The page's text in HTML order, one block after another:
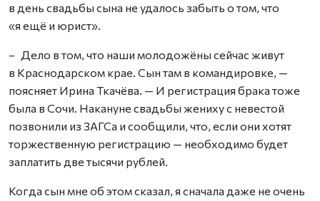
в день свадьбы сына не удалось забыть о том, что
«я ещё и юрист».
– Дело в том, что наши молодожёны сейчас живут
в Краснодарском крае. Сын там в командировке, —
поясняет Ирина Ткачёва. — И регистрация брака тоже
была в Сочи. Накануне свадьбы жениху с невестой
позвонили из ЗАГСа и сообщили, что, если они хотят
торжественную регистрацию — необходимо будет
заплатить две тысячи рублей.
Когда сын мне об этом сказал, я сначала даже не очень